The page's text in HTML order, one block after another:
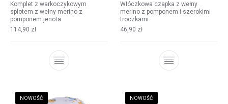
Komplet z warkoczykowym
splotem z wełny merino z
pomponem jenota
114,90 zł
Włóczkowa czapka z wełny
merino z pomponem i szerokimi
troczkami
46,90 zł
NOWOŚĆ NOWOŚĆ